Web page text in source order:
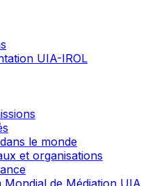
UIA-IROL
le monde
et organisations